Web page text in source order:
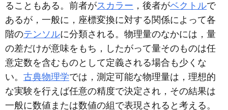
ることもある。前者がスカラー ，後者がベクトルで
あるが，一般に，座標変換に対する関係によって各
階のテンソルに分類される。物理量のなかには，量
の差だけが意味をもち，したがって量そのものは任
意定数を含むものとして定義される場合も少くな
い。 古典物理学では，測定可能な物理量は，理想的
な実験を行えば任意の精度で決定され，その結果は
一般に数値または数値の組で表現されると考える。